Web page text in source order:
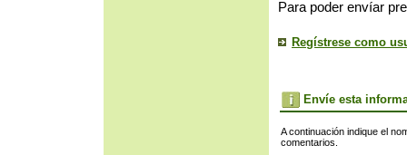
Para poder envíar
Regístrese como
Envíe esta
A continuación indique el
comentarios.